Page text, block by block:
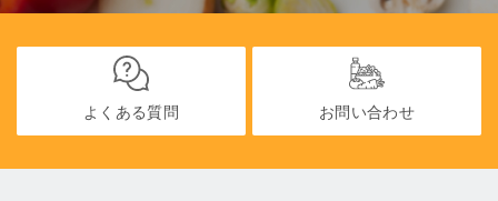
よくある質問 お問い合わせ